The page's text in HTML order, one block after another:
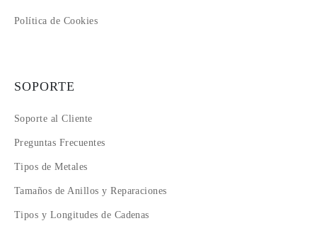
Política de Cookies
SOPORTE
Soporte al Cliente
Preguntas Frecuentes
Tipos de Metales
Tamaños de Anillos y Reparaciones
Tipos y Longitudes de Cadenas